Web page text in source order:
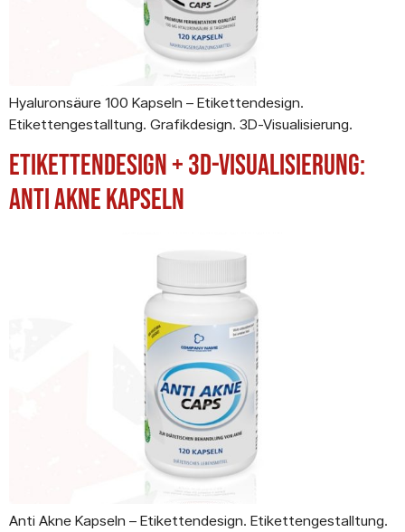
Hyaluronsäure 100 Kapseln – Etikettendesign.
Etikettengestalltung. Grafikdesign. 3D-Visualisierung.
Etikettendesign + 3D-Visualisierung:
Anti Akne Kapseln
Anti Akne Kapseln – Etikettendesign. Etikettengestalltung.